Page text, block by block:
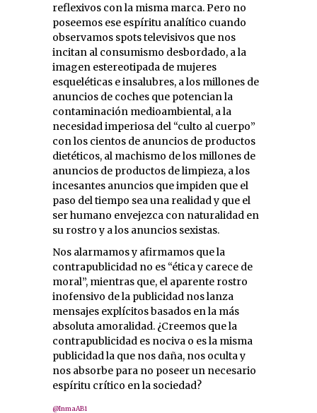
reflexivos con la misma marca. Pero no
poseemos ese espíritu analítico cuando
observamos spots televisivos que nos
incitan al consumismo desbordado, a la
imagen estereotipada de mujeres
esqueléticas e insalubres, a los millones de
anuncios de coches que potencian la
contaminación medioambiental, a la
necesidad imperiosa del “culto al cuerpo”
con los cientos de anuncios de productos
dietéticos, al machismo de los millones de
anuncios de productos de limpieza, a los
incesantes anuncios que impiden que el
paso del tiempo sea una realidad y que el
ser humano envejezca con naturalidad en
su rostro y a los anuncios sexistas.
Nos alarmamos y afirmamos que la
contrapublicidad no es “ética y carece de
moral”, mientras que, el aparente rostro
inofensivo de la publicidad nos lanza
mensajes explícitos basados en la más
absoluta amoralidad. ¿Creemos que la
contrapublicidad es nociva o es la misma
publicidad la que nos daña, nos oculta y
nos absorbe para no poseer un necesario
espíritu crítico en la sociedad?
@InmaAB1